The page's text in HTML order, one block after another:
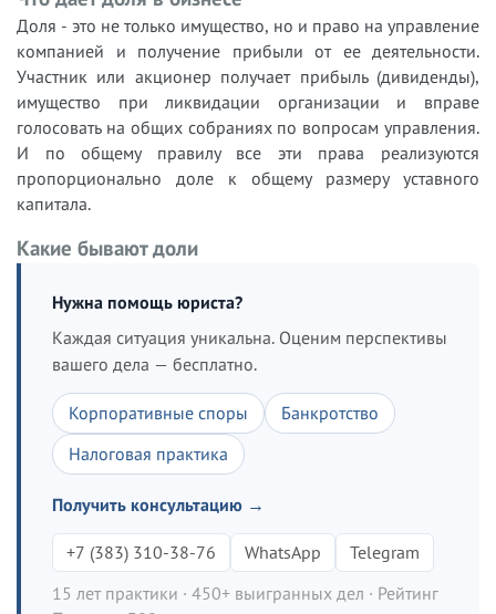
Доля - это не только имущество, но и право на управление
компанией и получение прибыли от ее деятельности.
Участник или акционер получает прибыль (дивиденды),
имущество при ликвидации организации и вправе
голосовать на общих собраниях по вопросам управления.
И по общему правилу все эти права реализуются
пропорционально доле к общему размеру уставного
капитала.
Какие бывают доли
Нужна помощь юриста?
Каждая ситуация уникальна. Оценим перспективы
вашего дела — бесплатно.
Корпоративные споры
Банкротство
Налоговая практика
Получить консультацию →
+7 (383) 310-38-76 WhatsApp
Telegram
15 лет практики · 450+ выигранных дел · Рейтинг